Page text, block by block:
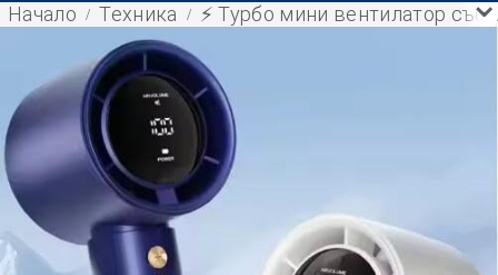
Начало Техника ⚡ Турбо мини вентилатор